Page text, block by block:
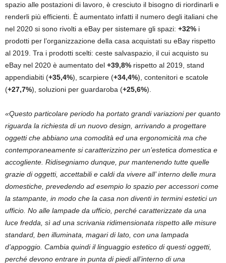
spazio alle postazioni di lavoro, è cresciuto il bisogno di riordinarli e
renderli più efficienti. È aumentato infatti il numero degli italiani che
nel 2020 si sono rivolti a eBay per sistemare gli spazi: +32% i
prodotti per l’organizzazione della casa acquistati su eBay rispetto
al 2019. Tra i prodotti scelti: ceste salvaspazio, il cui acquisto su
eBay nel 2020 è aumentato del +39,8% rispetto al 2019, stand
appendiabiti (+35,4%), scarpiere (+34,4%), contenitori e scatole
(+27,7%), soluzioni per guardaroba (+25,6%).
«Questo particolare periodo ha portato grandi variazioni per quanto
riguarda la richiesta di un nuovo design, arrivando a progettare
oggetti che abbiano una comodità ed una ergonomicità ma che
contemporaneamente si caratterizzino per un’estetica domestica e
accogliente. Ridisegniamo dunque, pur mantenendo tutte quelle
grazie di oggetti, accettabili e caldi da vivere all’ interno delle mura
domestiche, prevedendo ad esempio lo spazio per accessori come
la stampante, in modo che la casa non diventi in termini estetici un
ufficio. No alle lampade da ufficio, perché caratterizzate da una
luce fredda, sì ad una scrivania ridimensionata rispetto alle misure
standard, ben illuminata, magari di lato, con una lampada
d’appoggio. Cambia quindi il linguaggio estetico di questi oggetti,
perché devono entrare in punta di piedi all’interno di una